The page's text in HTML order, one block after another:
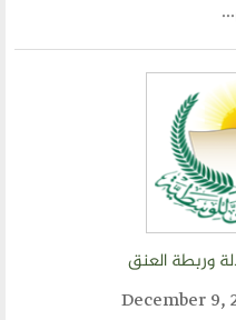
وربطة العنق